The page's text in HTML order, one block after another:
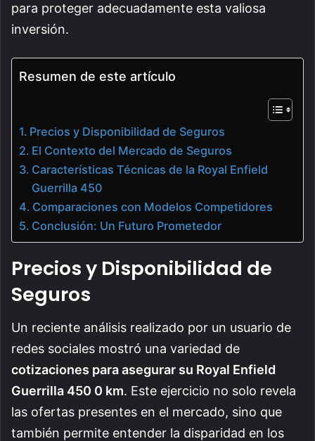
para proteger adecuadamente esta valiosa
inversión.
Resumen de este artículo
Precios y Disponibilidad de Seguros
El Contexto del Mercado de Seguros
Características Técnicas de la Royal Enfield
Guerrilla 450
Comparaciones con Modelos Competidores
Conclusión: Un Futuro Prometedor
Precios y Disponibilidad de
Seguros
Un reciente análisis realizado por un usuario de
redes sociales mostró una variedad de
cotizaciones para asegurar su Royal Enfield
Guerrilla 450 0 km. Este ejercicio no solo revela
las ofertas presentes en el mercado, sino que
también permite entender la disparidad en los